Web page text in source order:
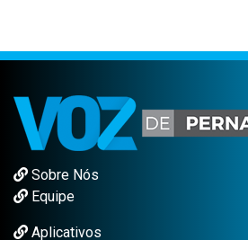
Sobre Nós
Equipe
Aplicativos